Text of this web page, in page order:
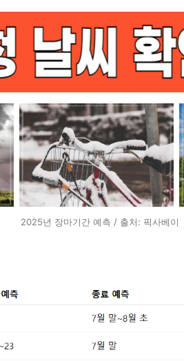
2025년 장마기간 예측 / 출처: 픽사베이